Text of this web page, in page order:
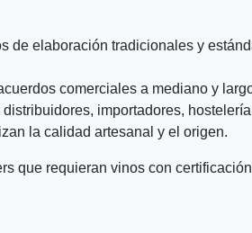
de elaboración tradicionales y
comerciales a mediano y
importadores,
la calidad artesanal y el origen.
que requieran vinos con